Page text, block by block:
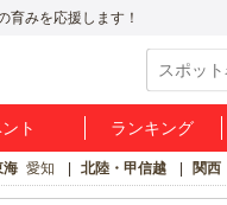
育みを応援します！
ト ランキング
海 愛知 北陸・甲信越 関西